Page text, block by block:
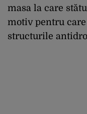
masa la care
motiv pentru
structurile